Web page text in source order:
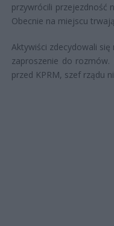
przywrócili przejezdność
Obecnie na miejscu
Aktywiści zdecydowali
zaproszenie do rozmów.
przed KPRM, szef rządu